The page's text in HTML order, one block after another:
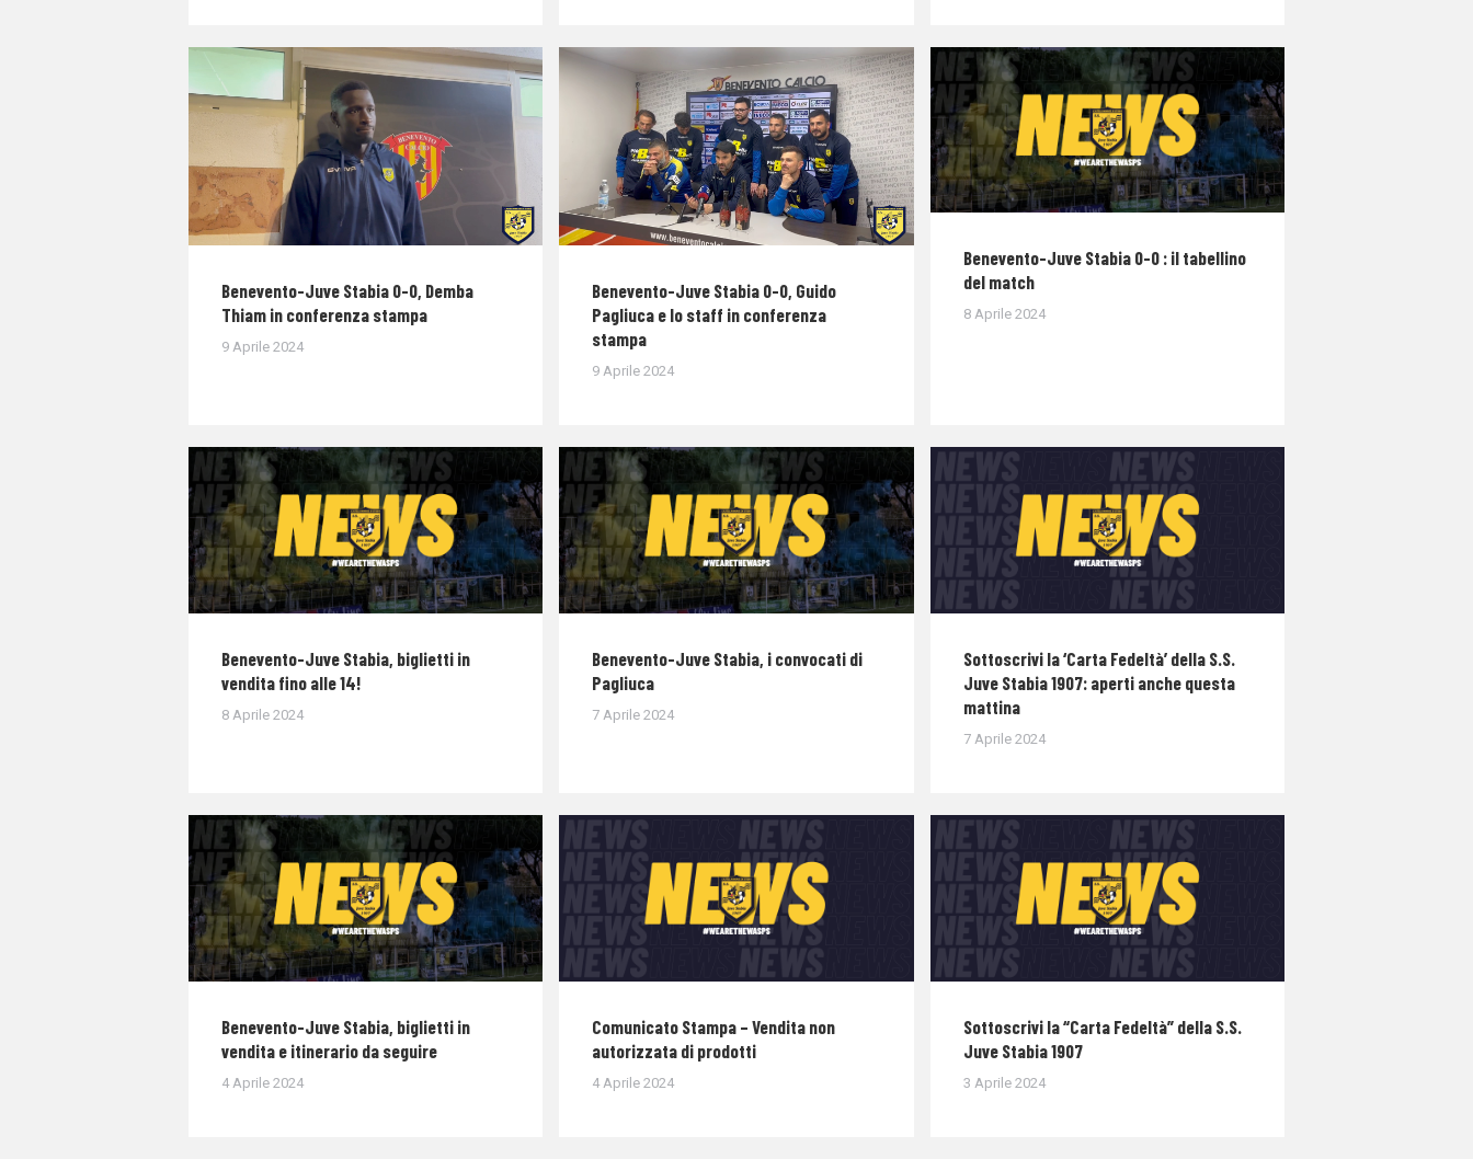
Benevento-Juve Stabia 0-0, Demba
Thiam in conferenza stampa
9 Aprile 2024
Benevento-Juve Stabia 0-0, Guido
Pagliuca e lo staff in conferenza
stampa
9 Aprile 2024
Benevento-Juve Stabia 0-0 : il tabellino
del match
8 Aprile 2024
Benevento-Juve Stabia, biglietti in
vendita fino alle 14!
8 Aprile 2024
Benevento-Juve Stabia, i convocati di
Pagliuca
7 Aprile 2024
Sottoscrivi la ‘Carta Fedeltà’ della S.S.
Juve Stabia 1907: aperti anche questa
mattina
7 Aprile 2024
Benevento-Juve Stabia, biglietti in
vendita e itinerario da seguire
4 Aprile 2024
Comunicato Stampa – Vendita non
autorizzata di prodotti
4 Aprile 2024
Sottoscrivi la “Carta Fedeltà” della S.S.
Juve Stabia 1907
3 Aprile 2024